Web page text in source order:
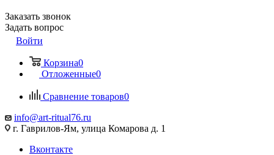
Заказать звонок
Задать вопрос
Войти
Корзина0
Отложенные0
Сравнение товаров0
info@art-ritual76.ru
г. Гаврилов-Ям, улица Комарова д. 1
Вконтакте